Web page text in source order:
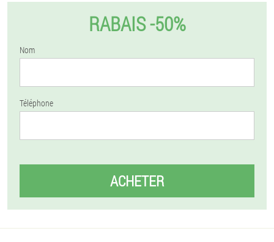
RABAIS -50%
Nom
Téléphone
ACHETER